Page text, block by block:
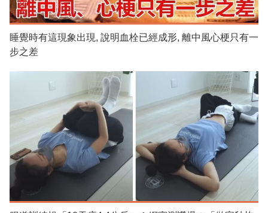
睡覺時有這現象出現, 說明血栓已經成形, 離中風心梗只有一
步之差